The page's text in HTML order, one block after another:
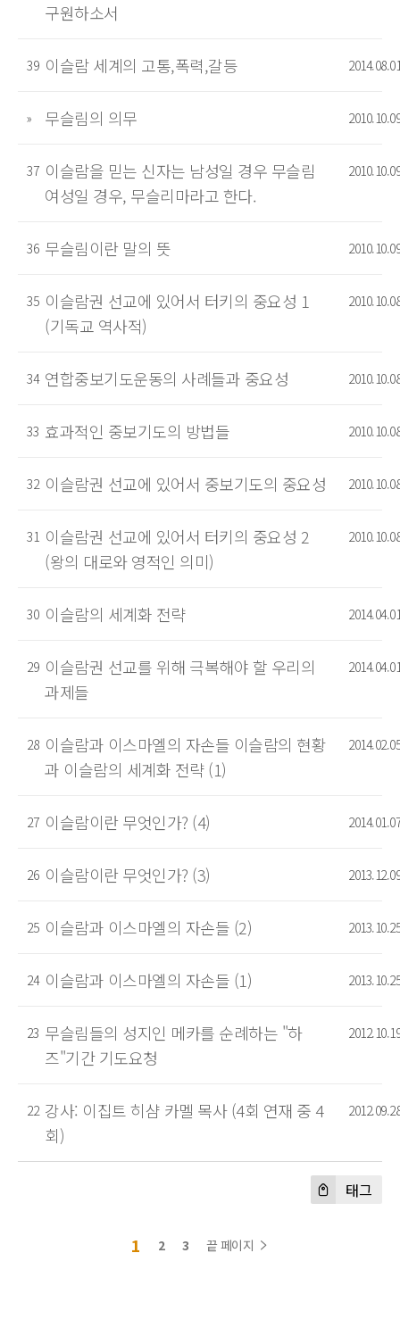
구원하소서
39 이슬람 세계의 고통,폭력,갈등 2014.08.01
» 무슬림의 의무 2010.10.09
37 이슬람을 믿는 신자는 남성일 경우 무슬림
여성일 경우, 무슬리마라고 한다.
2010.10.09
36 무슬림이란 말의 뜻 2010.10.09
35 이슬람권 선교에 있어서 터키의 중요성 1
(기독교 역사적)
2010.10.08
34 연합중보기도운동의 사례들과 중요성 2010.10.08
33 효과적인 중보기도의 방법들 2010.10.08
32 이슬람권 선교에 있어서 중보기도의 중요성 2010.10.08
31 이슬람권 선교에 있어서 터키의 중요성 2
(왕의 대로와 영적인 의미)
2010.10.08
30 이슬람의 세계화 전략 2014.04.01
29 이슬람권 선교를 위해 극복해야 할 우리의
과제들
2014.04.01
28 이슬람과 이스마엘의 자손들 이슬람의 현황
과 이슬람의 세계화 전략 (1)
2014.02.05
27 이슬람이란 무엇인가? (4) 2014.01.07
26 이슬람이란 무엇인가? (3) 2013.12.09
25 이슬람과 이스마엘의 자손들 (2) 2013.10.25
24 이슬람과 이스마엘의 자손들 (1) 2013.10.25
23 무슬림들의 성지인 메카를 순례하는 "하
즈"기간 기도요청
2012.10.19
22 강사: 이집트 히샴 카멜 목사 (4회 연재 중 4
회)
2012.09.28
태그
1 2 3 끝 페이지